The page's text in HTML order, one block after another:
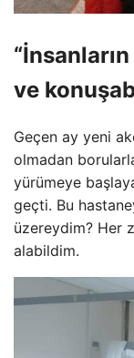
ve
Geçen ay yeni
olmadan
yürümeye
geçti. Bu
üzereydim? Her
alabildim.